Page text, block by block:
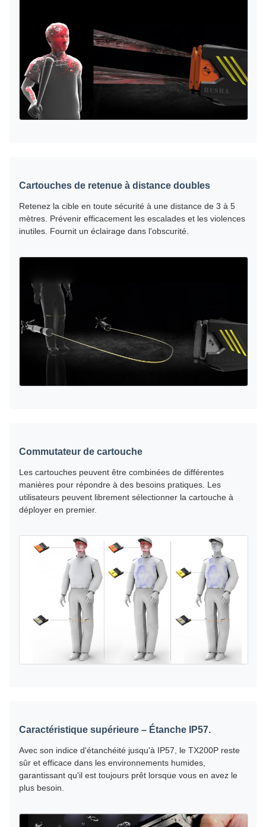
Cartouches de retenue à distance doubles
Retenez la cible en toute sécurité à une distance de 3 à 5
mètres. Prévenir efficacement les escalades et les violences
inutiles. Fournit un éclairage dans l'obscurité.
Commutateur de cartouche
Les cartouches peuvent être combinées de différentes
manières pour répondre à des besoins pratiques. Les
utilisateurs peuvent librement sélectionner la cartouche à
déployer en premier.
Caractéristique supérieure – Étanche IP57.
Avec son indice d'étanchéité jusqu'à IP57, le TX200P reste
sûr et efficace dans les environnements humides,
garantissant qu'il est toujours prêt lorsque vous en avez le
plus besoin.